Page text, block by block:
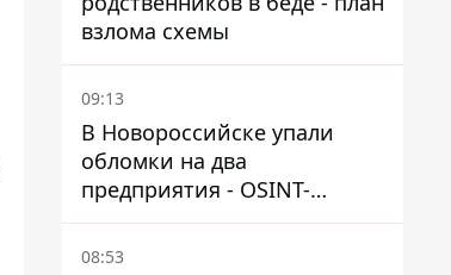
взлома схемы
09:13
В Новороссийске упали
обломки на два
предприятия - OSINT-
каналы предполагают удар
по порту
08:53